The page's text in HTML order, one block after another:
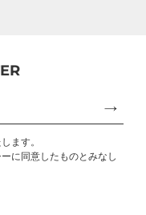
ます。
に同意したものとみなし